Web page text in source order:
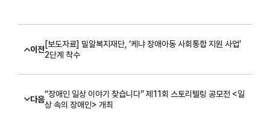
이전
[보도자료] 밀알복지재단, ‘케냐 장애아동 사회통합 지원 사업’
2단계 착수
다음
“장애인 일상 이야기 찾습니다” 제11회 스토리텔링 공모전 <일
상 속의 장애인> 개최